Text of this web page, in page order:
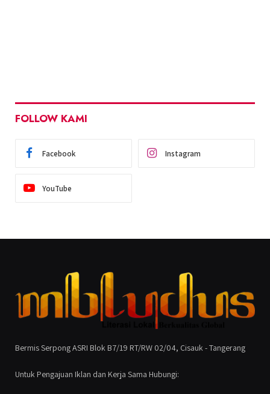
FOLLOW KAMI
Facebook Instagram
YouTube
Bermis Serpong ASRI Blok B7/19 RT/RW 02/04, Cisauk - Tangerang
Untuk Pengajuan Iklan dan Kerja Sama Hubungi: